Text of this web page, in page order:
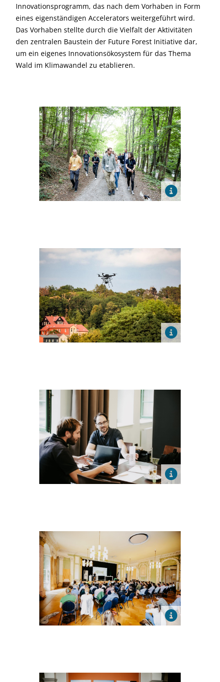
Innovationsprogramm, das nach dem Vorhaben in Form
eines eigenständigen Accelerators weitergeführt wird.
Das Vorhaben stellte durch die Vielfalt der Aktivitäten
den zentralen Baustein der Future Forest Initiative dar,
um ein eigenes Innovationsökosystem für das Thema
Wald im Klimawandel zu etablieren.